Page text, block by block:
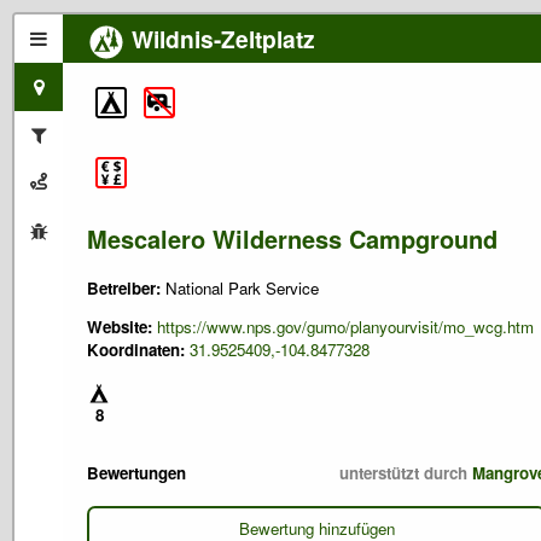
Wildnis-Zeltplatz
Mescalero Wilderness Campground
Betreiber: National Park Service
Website: https://www.nps.gov/gumo/planyourvisit/mo_wcg.htm
Koordinaten: 31.9525409,-104.8477328
8
Bewertungen unterstützt durch
Bewertung hinzufügen